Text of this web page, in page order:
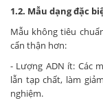
1.2. Mẫu dạng đặc
Mẫu không tiêu
cẩn thận hơn:
- Lượng ADN ít: Các
lẫn tạp chất, làm
nghiệm.